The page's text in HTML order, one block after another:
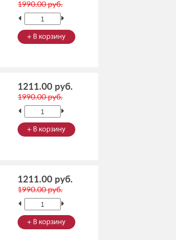
1990.00 руб.
1211.00 руб.
1990.00 руб.
1211.00 руб.
1990.00 руб.